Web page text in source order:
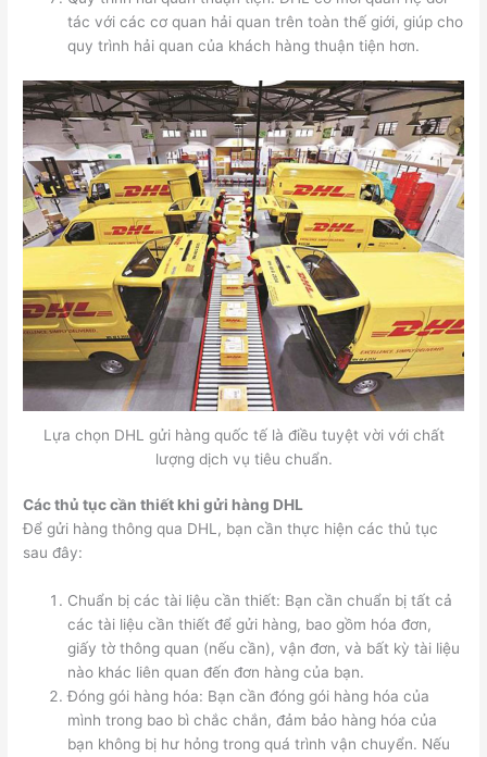
tác với các cơ quan hải quan trên toàn thế giới, giúp cho
quy trình hải quan của khách hàng thuận tiện hơn.
Lựa chọn DHL gửi hàng quốc tế là điều tuyệt vời với chất
lượng dịch vụ tiêu chuẩn.
Các thủ tục cần thiết khi gửi hàng DHL
Để gửi hàng thông qua DHL, bạn cần thực hiện các thủ tục
sau đây:
Chuẩn bị các tài liệu cần thiết: Bạn cần chuẩn bị tất cả
các tài liệu cần thiết để gửi hàng, bao gồm hóa đơn,
giấy tờ thông quan (nếu cần), vận đơn, và bất kỳ tài liệu
nào khác liên quan đến đơn hàng của bạn.
Đóng gói hàng hóa: Bạn cần đóng gói hàng hóa của
mình trong bao bì chắc chắn, đảm bảo hàng hóa của
bạn không bị hư hỏng trong quá trình vận chuyển. Nếu